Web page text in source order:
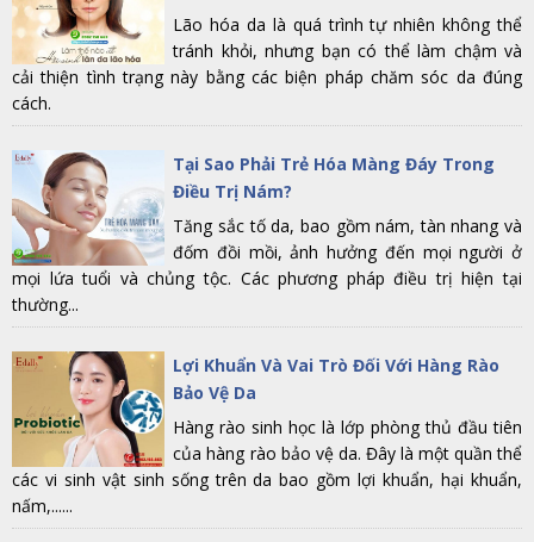
Lão hóa da là quá trình tự nhiên không thể
tránh khỏi, nhưng bạn có thể làm chậm và
cải thiện tình trạng này bằng các biện pháp chăm sóc da đúng
cách.
Tại Sao Phải Trẻ Hóa Màng Đáy Trong
Điều Trị Nám?
Tăng sắc tố da, bao gồm nám, tàn nhang và
đốm đồi mồi, ảnh hưởng đến mọi người ở
mọi lứa tuổi và chủng tộc. Các phương pháp điều trị hiện tại
thường...
Lợi Khuẩn Và Vai Trò Đối Với Hàng Rào
Bảo Vệ Da
Hàng rào sinh học là lớp phòng thủ đầu tiên
của hàng rào bảo vệ da. Đây là một quần thể
các vi sinh vật sinh sống trên da bao gồm lợi khuẩn, hại khuẩn,
nấm,......